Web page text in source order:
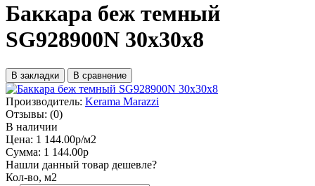
Баккара беж темный
SG928900N 30х30х8
В закладки В сравнение
Производитель: Kerama Marazzi
Отзывы: (0)
В наличии
Цена: 1 144.00р/м2
Сумма: 1 144.00р
Нашли данный товар дешевле?
Кол-во, м2